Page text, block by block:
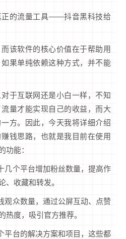
正的流量工具——抖音黑科技给
该软件的核心价值在于帮助用
果单纯依赖这种方式，并不能
于互联网还是小白一样，不知
量才能实现自己的收益，而大
方。因此，今天我将详细介绍
钱思路，也就是我目前在使用
功能：
几个平台增加粉丝数量，提高作
、收藏和转发。
观众数量，通过公屏互动、点赞
热度，吸引官方推荐。
平台的解决方案和项目，这些都